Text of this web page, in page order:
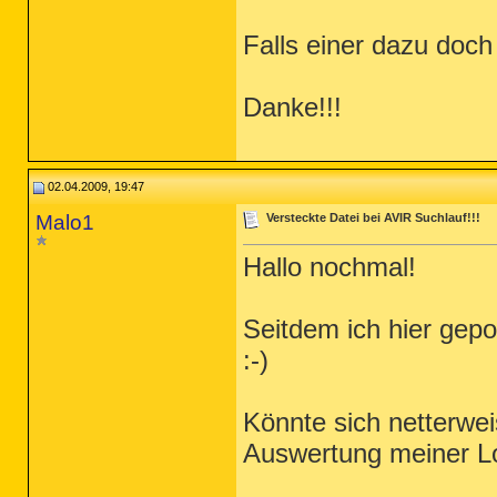
Falls einer dazu
Danke!!!
02.04.2009, 19:47
Malo1 Versteckte Datei bei AVIR Suchlauf!!!
Hallo nochmal!
Seitdem ich hier
:-)
Könnte sich
Auswertung meiner